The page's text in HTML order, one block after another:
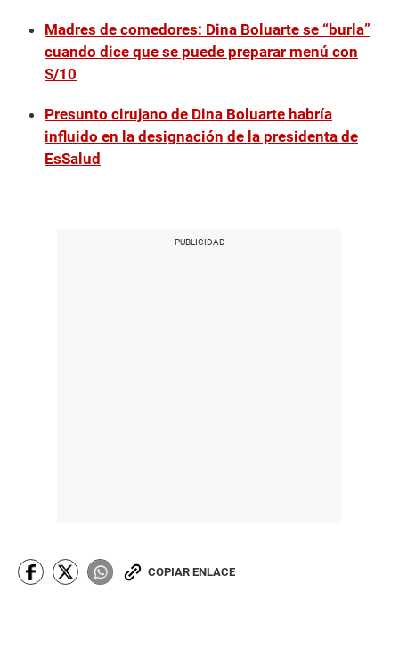
Madres de comedores: Dina Boluarte se “burla”
cuando dice que se puede preparar menú con
S/10
Presunto cirujano de Dina Boluarte habría
influido en la designación de la presidenta de
EsSalud
COPIAR ENLACE